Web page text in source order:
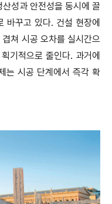
성과 안전성을 동시에 끌
바꾸고 있다. 건설 현장에
쳐 시공 오차를 실시간으
기적으로 줄인다. 과거에
는 시공 단계에서 즉각 확